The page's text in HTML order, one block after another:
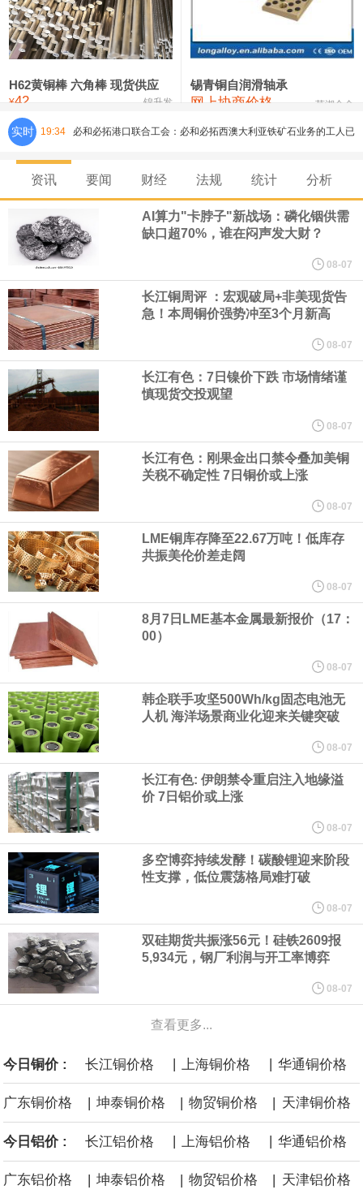
铸造铝合金锭(ZLD104) 24,300—24,500 24,400
压铸锌合金锭 26,500—26,700
氯化镍 38,300—40,300 39,300 0
H62黄铜棒 六角棒 现货供应
¥42 锦升发
锡青铜自润滑轴承
网上协商价格 芜湖合金
实时 19:34 必和必拓港口联合工会：必和必拓西澳大利亚铁矿石业务的工人已
通知，将于8月9日实施24小时停工。
8月7日，宇树科技董事长王兴兴网上路演时表示，报告期内，公司
研发费用金额分别为4,995.18万元、7,001.70万元、14,496.56万
元，最近3年复合增长率达70.36%，呈快速增长趋势，并形成多项
核心技术和知识产权。截至2026年1月31日，公司拥有262项专利权
（含境内发明专利20项）。
纽约期银日内涨4%，现报64.08美元/盎司。
宇树科技董事长、总经理兼首席技术官王兴兴在网上路演时表示，
经过多年研发创新和技术积累，公司逐步形成了包括一体化关节集
成技术、高紧凑度机器人身体集成技术、机器人激光雷达全自研核
心技术等多项已商业化应用的核心技术并已应用于公司的高性能通
用人形机器人、四足机器人等产品。
美国总统特朗普6日否认他对国防部长赫格塞思不满，称对赫格塞思
所做的工作“非常满意”。特朗普在社交媒体上发帖称，一些媒体有关
他与赫格塞思就弹药短缺问题发生冲突的报道是“完全没有根据的谣
言”，他对赫格塞思所做的工作“非常满意”。
纽约期银突破64美元/盎司，日内涨3.91%。
据报道，威刚近日在法说会上表示，在需求增加、价格走高及货源
稳定的三大有利因素带动下，预期第3季度营运将优于第2季度，并
进一步扩大全年营运成果。
美国国会预算办公室（CBO）于当地时间5日发布报告称，美国海军
计划建造的15艘核动力“特朗普级”（Trump-class）战列舰，从研发
到采购的总费用可能高达2750亿美元，为美国有史以来最昂贵的水
面战舰项目之一。 根据CBO的初步估算，首舰造价约234亿美元，
后续14艘平均每艘约180亿美元。
黄金价格有望录得自今年1月以来最大单周涨幅。油价走弱为金价提
资讯 要闻 财经 法规 统计 分析
AI算力"卡脖子"新战场：磷化铟供需
缺口超70%，谁在闷声发大财？
08-07
长江铜周评 ：宏观破局+非美现货告
急！本周铜价强势冲至3个月新高
08-07
长江有色：7日镍价下跌 市场情绪谨
慎现货交投观望
08-07
长江有色：刚果金出口禁令叠加美铜
关税不确定性 7日铜价或上涨
08-07
LME铜库存降至22.67万吨！低库存
共振美伦价差走阔
08-07
8月7日LME基本金属最新报价（17：
00）
08-07
韩企联手攻坚500Wh/kg固态电池无
人机 海洋场景商业化迎来关键突破
08-07
长江有色: 伊朗禁令重启注入地缘溢
价 7日铝价或上涨
08-07
多空博弈持续发酵！碳酸锂迎来阶段
性支撑，低位震荡格局难打破
08-07
双硅期货共振涨56元！硅铁2609报
5,934元，钢厂利润与开工率博弈
08-07
查看更多...
今日铜价 : 长江铜价格 | 上海铜价格 | 华通铜价格
广东铜价格 | 坤泰铜价格 | 物贸铜价格 | 天津铜价格
今日铝价 : 长江铝价格 上海铝价格 华通铝价格
广东铝价格 | 坤泰铝价格 | 物贸铝价格 | 天津铝价格